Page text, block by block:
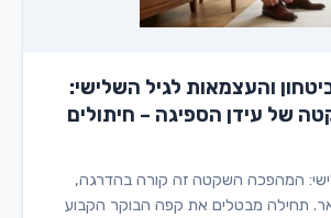
והעצמאות לגיל השלישי:
של עידן הספיגה – חיתולים
המהפכה השקטה זה קורה בהדרגה,
תחילה מבטלים את קפה הבוקר הקבוע